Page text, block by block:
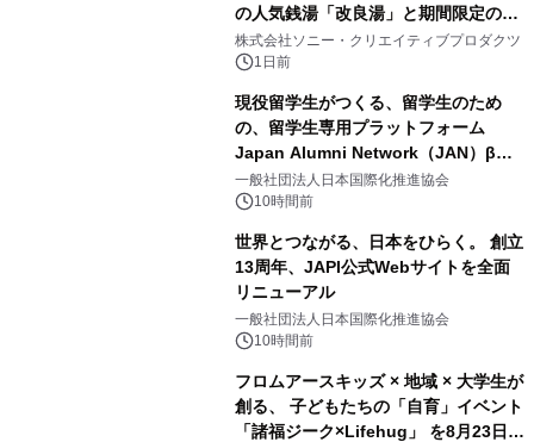
の人気銭湯「改良湯」と期間限定のコ
ラボレーション サウナイキタイコラ
ボグッズも発売決定！
株式会社ソニー・クリエイティブプロダクツ
1日前
現役留学生がつくる、留学生のため
の、留学生専用プラットフォーム
Japan Alumni Network（JAN）β版
をリリース
一般社団法人日本国際化推進協会
10時間前
世界とつながる、日本をひらく。 創立
13周年、JAPI公式Webサイトを全面
リニューアル
一般社団法人日本国際化推進協会
10時間前
フロムアースキッズ × 地域 × 大学生が
創る、 子どもたちの「自育」イベント
「諸福ジーク×Lifehug」 を8月23日